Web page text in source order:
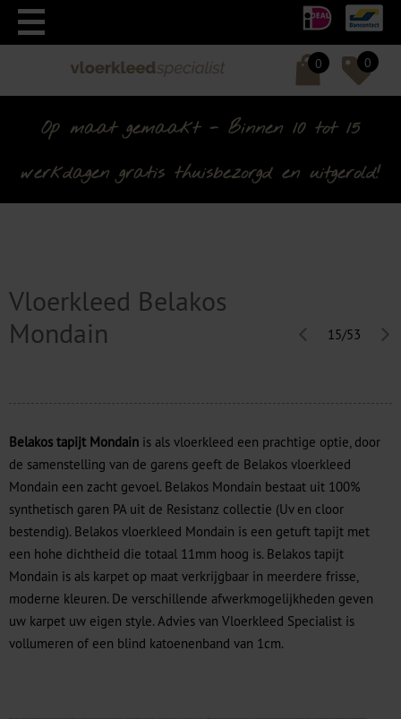
0 0
Op maat gemaakt - Binnen 10 tot 15
werkdagen gratis thuisbezorgd en uitgerold!
Vloerkleed Belakos
Mondain
15/53
Belakos tapijt Mondain is als vloerkleed een prachtige optie, door
de samenstelling van de garens geeft de Belakos vloerkleed
Mondain een zacht gevoel. Belakos Mondain bestaat uit 100%
synthetisch garen PA uit de Resistanz collectie (Uv en cloor
bestendig). Belakos vloerkleed Mondain is een getuft tapijt met
een hohe dichtheid die totaal 11mm hoog is. Belakos tapijt
Mondain is als karpet op maat verkrijgbaar in meerdere frisse,
moderne kleuren. De verschillende afwerkmogelijkheden geven
uw karpet uw eigen style. Advies van Vloerkleed Specialist is
vollumeren of een blind katoenenband van 1cm.